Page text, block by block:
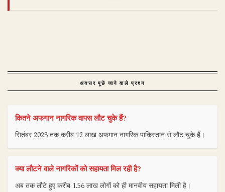
अक्सर पूछे जाने वाले प्रश्न
कितने अफगान नागरिक वापस लौट चुके हैं?
सितंबर 2023 तक करीब 12 लाख अफगान नागरिक पाकिस्तान से लौट चुके हैं।
क्या लौटने वाले नागरिकों को सहायता मिल रही है?
अब तक लौटे हुए करीब 1.56 लाख लोगों को ही मानवीय सहायता मिली है।